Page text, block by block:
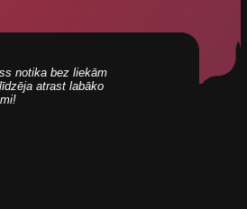
notika bez liekām
atrast labāko